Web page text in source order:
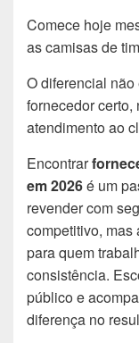
Comece hoje
as camisas de
O diferencial
fornecedor
atendimento ao
Encontrar
em 2026é um
revender com
competitivo,
para quem
consistência.
público e
diferença no